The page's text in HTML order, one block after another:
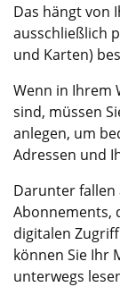
Das hängt von
ausschließlich
und Karten)
Wenn in Ihrem
sind, müssen
anlegen, um
Adressen und
Darunter fallen
Abonnements,
digitalen
können Sie Ihr
unterwegs